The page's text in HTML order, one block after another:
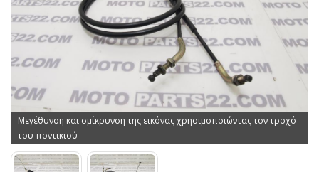
Μεγέθυνση και σμίκρυνση της εικόνας χρησιμοποιώντας τον τροχό
του ποντικιού